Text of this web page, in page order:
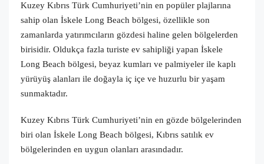
Kuzey Kıbrıs Türk Cumhuriyeti’nin en popüler plajlarına
sahip olan İskele Long Beach bölgesi, özellikle son
zamanlarda yatırımcıların gözdesi haline gelen bölgelerden
birisidir. Oldukça fazla turiste ev sahipliği yapan İskele
Long Beach bölgesi, beyaz kumları ve palmiyeler ile kaplı
yürüyüş alanları ile doğayla iç içe ve huzurlu bir yaşam
sunmaktadır.
Kuzey Kıbrıs Türk Cumhuriyeti’nin en gözde bölgelerinden
biri olan İskele Long Beach bölgesi, Kıbrıs satılık ev
bölgelerinden en uygun olanları arasındadır.